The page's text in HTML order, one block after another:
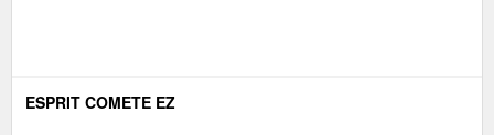
ESPRIT COMETE EZ